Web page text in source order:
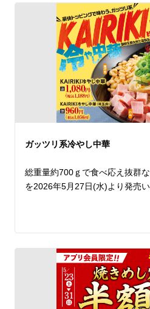
店内飲食にてラーメンを一杯ご
油ラーメン(並)1杯無料アプリク
進呈いたします。
ぜひこの機会にお好きなラーメ
き、お得な無料クーポンをゲッ
しかも！今年は初の3日間開催！
今まで週末でお越しいただけな
店いただきたく、金曜日も開催
1年で最もお得な3日間！
ランチやディナーに皆さまのご
*1 無料クーポンご使用の際は、
(並)」以外のラーメンも差額を
*2 無料クーポンの引き換えには
アプリのダウンロードと会員登
ガッツリ系冷やし中華
総重量約700ｇで食べ応え抜群
を2026年5月27日(水)より発売い
ラーメン魁力屋自慢の醤油かえ
どこか懐かしさを感じる味わい
えのある一杯に仕上げました。
冷やし中華定番のハムや玉子は